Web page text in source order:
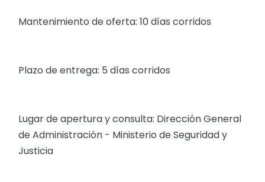
Mantenimiento de oferta: 10 días corridos
Plazo de entrega: 5 días corridos
Lugar de apertura y consulta: Dirección General
de Administración - Ministerio de Seguridad y
Justicia